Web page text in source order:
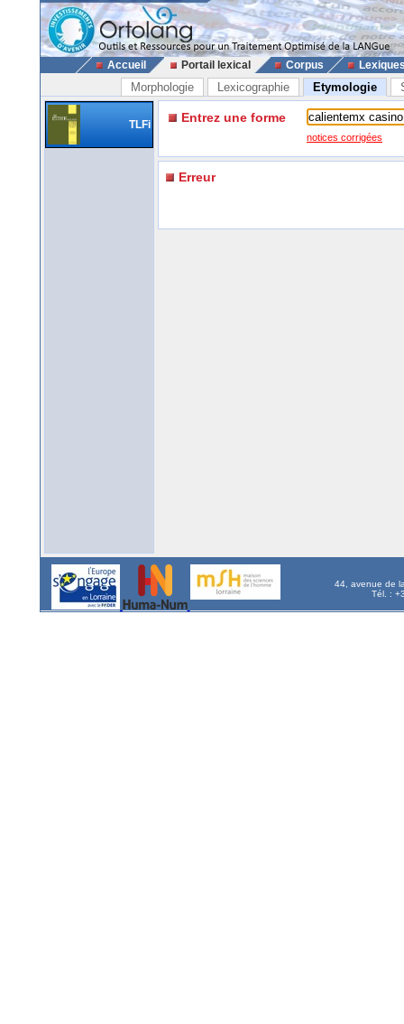
Accueil Portail lexical Corpus
Morphologie Lexicographie Etymologie
TLFi Entrez une forme
notices corrigées
Erreur
44, avenue de
Tél. :